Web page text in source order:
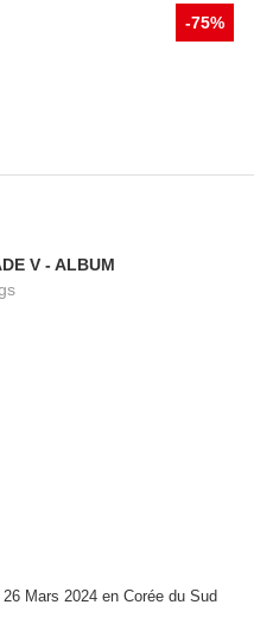
-75%
V - ALBUM
Mars 2024 en Corée du Sud